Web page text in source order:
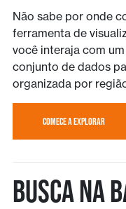
Não sabe por onde
ferramenta de
você interaja com
conjunto de dados
organizada por
COMECE A EXPLORAR
Busca na